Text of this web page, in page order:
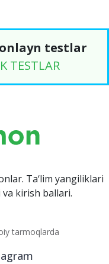
testlar
TESTLAR
Ta‘lim yangiliklari
kirish ballari.
tarmoqlarda